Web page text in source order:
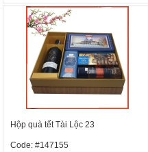
Hộp quà tết Tài Lộc 23
Code: #147155